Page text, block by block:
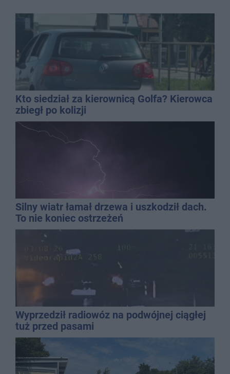
Kto siedział za kierownicą Golfa? Kierowca
zbiegł po kolizji
Silny wiatr łamał drzewa i uszkodził dach.
To nie koniec ostrzeżeń
Wyprzedził radiowóz na podwójnej ciągłej
tuż przed pasami